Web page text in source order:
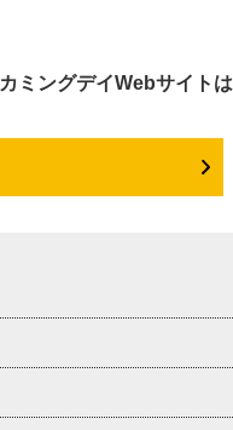
ミングデイWebサイトは